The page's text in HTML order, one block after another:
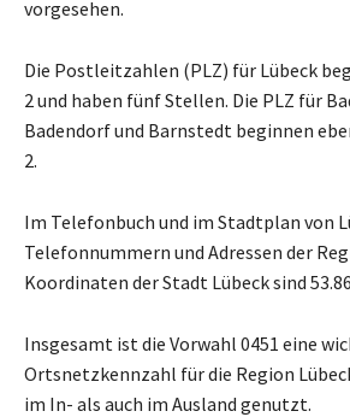
vorgesehen.
Die Postleitzahlen (PLZ) für Lübeck
2 und haben fünf Stellen. Die PLZ für
Badendorf und Barnstedt beginnen
2.
Im Telefonbuch und im Stadtplan von
Telefonnummern und Adressen der
Koordinaten der Stadt Lübeck sind
Insgesamt ist die Vorwahl 0451 eine
Ortsnetzkennzahl für die Region
im In- als auch im Ausland genutzt.